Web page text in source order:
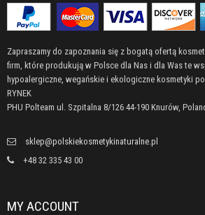
Zapraszamy do zapoznania się z bogatą ofertą
firm, które produkują w Polsce dla Nas i dla Was te
hypoalergiczne, wegańskie i ekologiczne kosmetyki
RYNEK
PHU Polteam ul. Szpitalna 8/126 44-190 Knurów,
sklep@polskiekosmetykinaturalne.pl
+48 32 335 43 00
MY ACCOUNT